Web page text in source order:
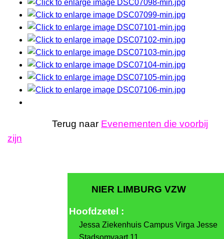
Terug naar Evenementen die voorbij
zijn
NIER LIMBURG VZW
Hoofdzetel :
Jessa Ziekenhuis Campus Virga Jesse
Stadsomvaart 11